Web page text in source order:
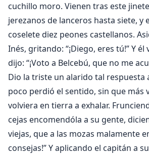
cuchillo moro. Vienen tras este
jerezanos de lanceros hasta siete, y
coselete diez peones castellanos.
Inés, gritando: “¡Diego, eres tú!” Y
dijo: “¡Voto a Belcebú, que no me
Dio la triste un alarido tal respuesta
poco perdió el sentido, sin que más
volviera en tierra a exhalar.
cejas encomendóla a su gente,
viejas, que a las mozas malamente
consejas!” Y aplicando el capitán a